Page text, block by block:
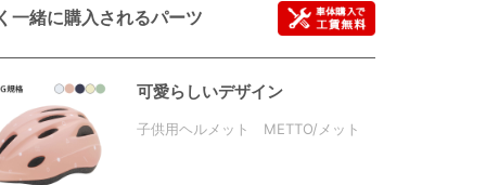
一緒に購入されるパーツ
可愛らしいデザイン
子供用ヘルメット METTO/メット